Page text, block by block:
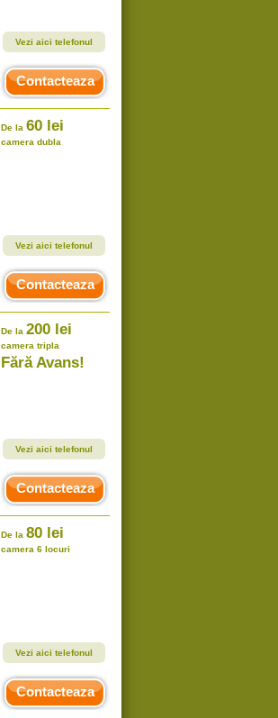
Vezi aici telefonul
Contacteaza
De la 60 lei
camera dubla
Vezi aici telefonul
Contacteaza
De la 200 lei
camera tripla
Fără Avans!
Vezi aici telefonul
Contacteaza
De la 80 lei
camera 6 locuri
Vezi aici telefonul
Contacteaza